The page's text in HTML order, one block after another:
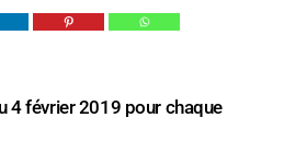
4 février 2019 pour chaque